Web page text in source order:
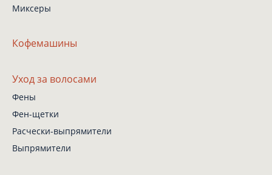
Миксеры
Кофемашины
Уход за волосами
Фены
Фен-щетки
Расчески-выпрямители
Выпрямители